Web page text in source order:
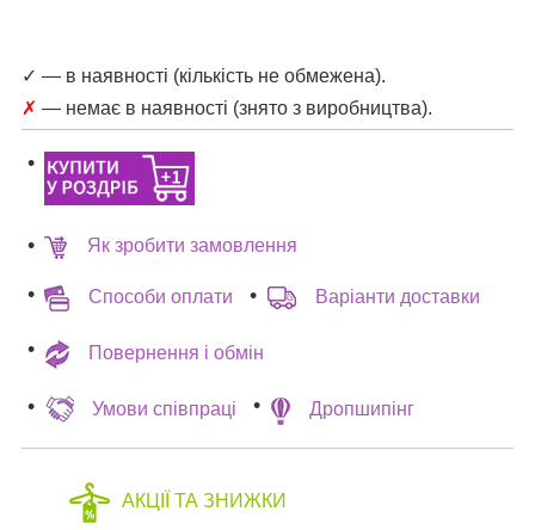
✓ — в наявності (кількість не обмежена).
✗ — немає в наявності (знято з виробництва).
Як зробити замовлення
Способи оплати Варіанти доставки
Повернення і обмін
Умови співпраці Дропшипінг
АКЦІЇ ТА ЗНИЖКИ